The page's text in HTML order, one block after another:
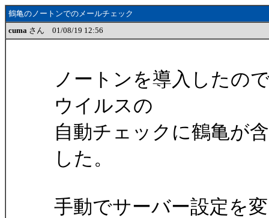
鶴亀のノートンでのメールチェック
cuma さん 01/08/19 12:56
ノートンを導入したの
ウイルスの
自動チェックに鶴亀が
した。
手動でサーバー設定を